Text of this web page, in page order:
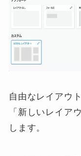
自由なレイアウ
「新しいレイア
します。